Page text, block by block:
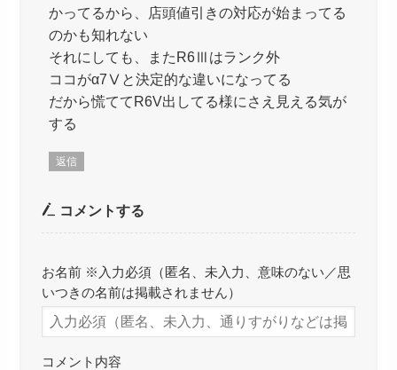
かってるから、店頭値引きの対応が始まってる
のかも知れない
それにしても、またR6Ⅲはランク外
ココがα7Ⅴと決定的な違いになってる
だから慌ててR6V出してる様にさえ見える気が
する
返信
コメントする
お名前 ※入力必須（匿名、未入力、意味のない／思
いつきの名前は掲載されません）
コメント内容